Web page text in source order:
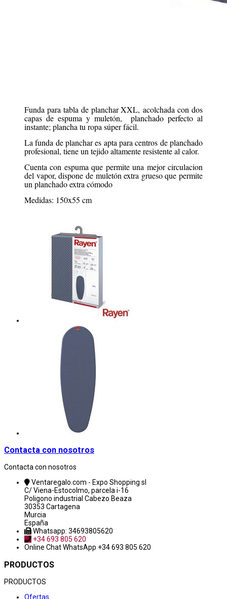
Funda para tabla de planchar XXL, acolchada con dos
capas de espuma y muletón, planchado perfecto al
instante; plancha tu ropa súper fácil.
La funda de planchar es apta para centros de planchado
profesional, tiene un tejido altamente resistente al calor.
Cuenta con espuma que permite una mejor circulacion
del vapor, dispone de muletón extra grueso que permite
un planchado extra cómodo
Medidas: 150x55 cm
Contacta con nosotros
Contacta con nosotros
Ventaregalo.com - Expo Shopping sl
C/ Viena-Estocolmo, parcela i-16
Poligono industrial Cabezo Beaza
30353 Cartagena
Murcia
España
Whatsapp: 34693805620
+34 693 805 620
Online ChatWhatsApp +34 693 805 620
PRODUCTOS
PRODUCTOS
Ofertas